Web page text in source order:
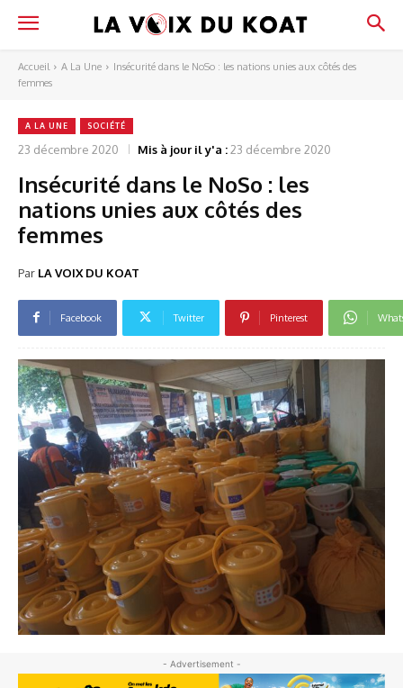
Accueil A La Une
Insécurité dans le NoSo : les nations unies aux côtés des
femmes
A LA UNE SOCIÉTÉ
23 décembre 2020 Mis à jour il y'a :23 décembre 2020
Insécurité dans le NoSo : les
nations unies aux côtés des
femmes
Par LA VOIX DU KOAT
Facebook Twitter Pinterest
- Advertisement -